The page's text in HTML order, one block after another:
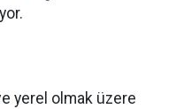
yerel olmak üzere